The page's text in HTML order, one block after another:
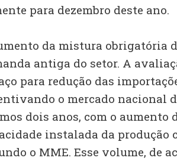
para dezembro deste ano.
da mistura obrigatória
antiga do setor. A
para redução das
o mercado nacional
dois anos, com o aumento
instalada da produção
o MME. Esse volume, de